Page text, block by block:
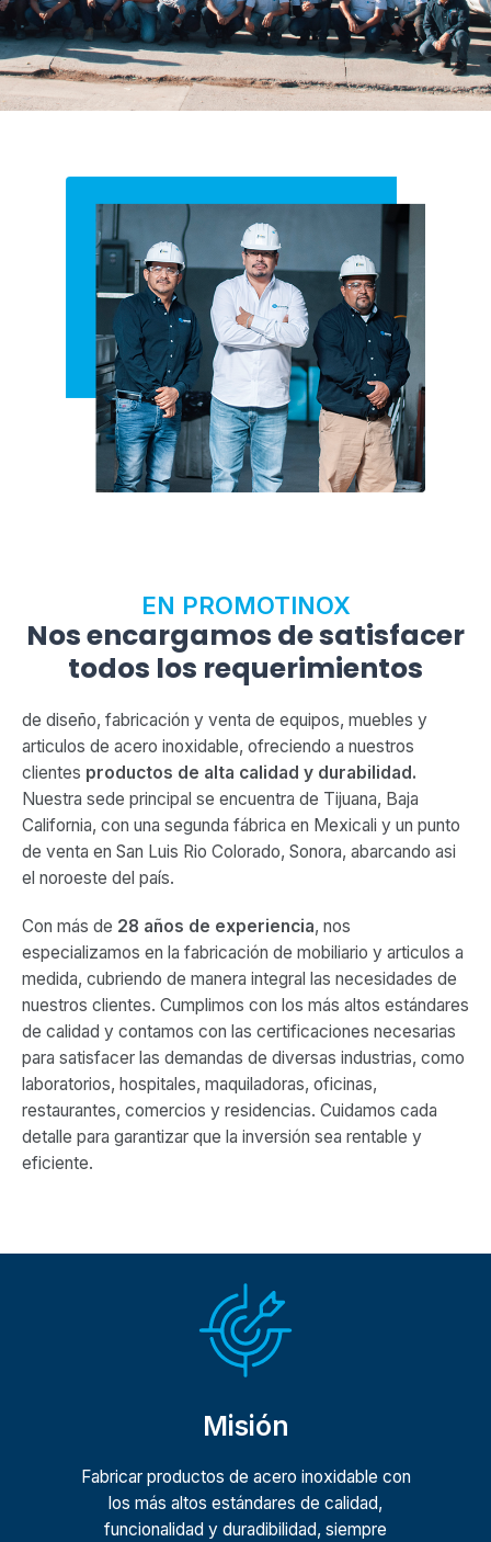
EN PROMOTINOX
Nos encargamos de satisfacer
todos los requerimientos
de diseño, fabricación y venta de equipos, muebles y
articulos de acero inoxidable, ofreciendo a nuestros
clientes productos de alta calidad y durabilidad.
Nuestra sede principal se encuentra de Tijuana, Baja
California, con una segunda fábrica en Mexicali y un punto
de venta en San Luis Rio Colorado, Sonora, abarcando asi
el noroeste del país.
Con más de 28 años de experiencia, nos
especializamos en la fabricación de mobiliario y articulos a
medida, cubriendo de manera integral las necesidades de
nuestros clientes. Cumplimos con los más altos estándares
de calidad y contamos con las certificaciones necesarias
para satisfacer las demandas de diversas industrias, como
laboratorios, hospitales, maquiladoras, oficinas,
restaurantes, comercios y residencias. Cuidamos cada
detalle para garantizar que la inversión sea rentable y
eficiente.
Misión
Fabricar productos de acero inoxidable con
los más altos estándares de calidad,
funcionalidad y duradibilidad, siempre